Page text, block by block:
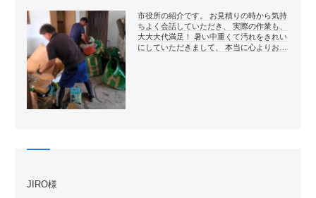
市役所の紹介です。 お見積りの時から気持
ちよく会話していただき、 実際の作業も、
大大大代満足！ 暑い中重くて汚れをきれい
にしていただきまして、 本当に心よりお…
JIRO様